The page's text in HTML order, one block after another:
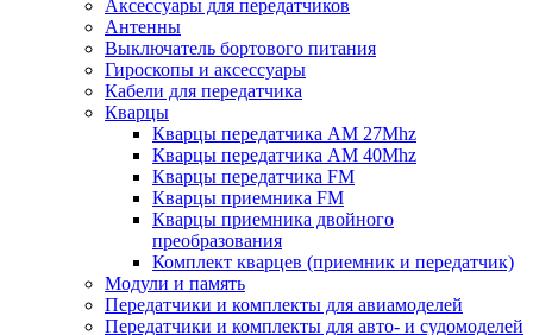
Аксессуары для передатчиков
Антенны
Выключатель бортового питания
Гироскопы и аксессуары
Кабели для передатчика
Кварцы
Кварцы передатчика AM 27Mhz
Кварцы передатчика AM 40Mhz
Кварцы передатчика FM
Кварцы приемника FM
Кварцы приемника двойного
преобразования
Комплект кварцев (приемник и передатчик)
Модули и память
Передатчики и комплекты для авиамоделей
Передатчики и комплекты для авто- и судомоделей